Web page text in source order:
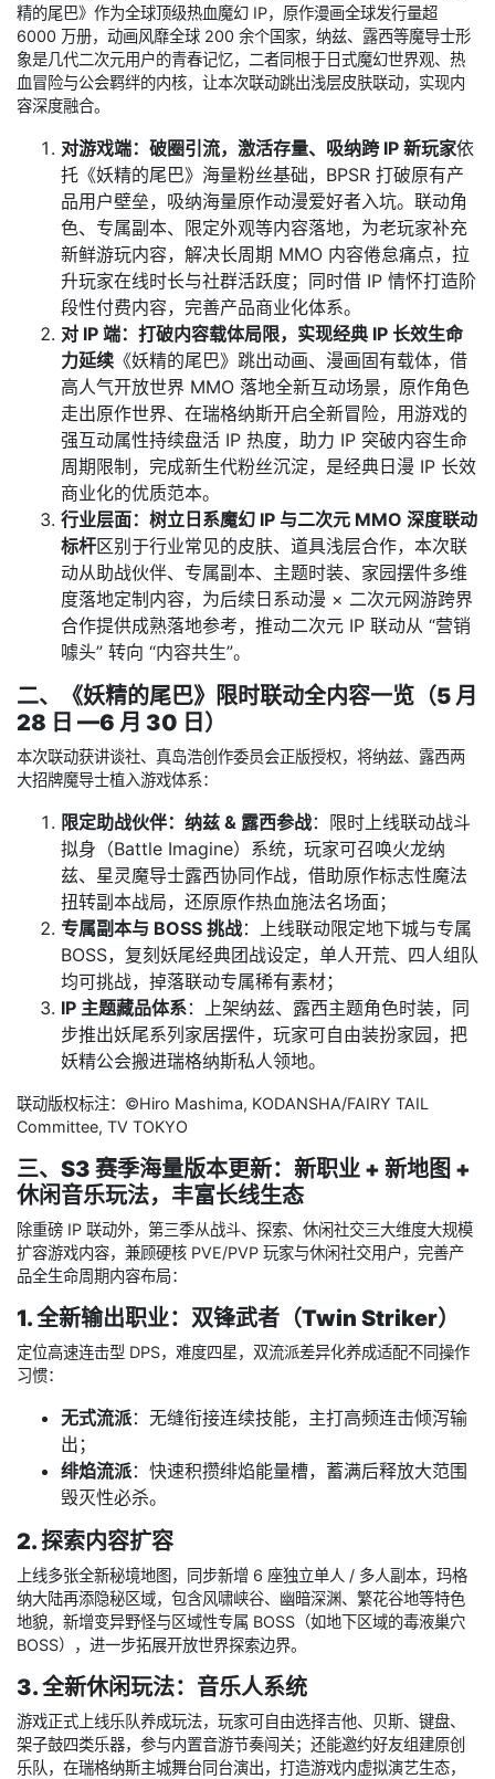
精的尾巴》作为全球顶级热血魔幻 IP，原作漫画全球发行量超
6000 万册，动画风靡全球 200 余个国家，纳兹、露西等魔导士形
象是几代二次元用户的青春记忆，二者同根于日式魔幻世界观、热
血冒险与公会羁绊的内核，让本次联动跳出浅层皮肤联动，实现内
容深度融合。
对游戏端：破圈引流，激活存量、吸纳跨 IP 新玩家依
托《妖精的尾巴》海量粉丝基础，BPSR 打破原有产
品用户壁垒，吸纳海量原作动漫爱好者入坑。联动角
色、专属副本、限定外观等内容落地，为老玩家补充
新鲜游玩内容，解决长周期 MMO 内容倦怠痛点，拉
升玩家在线时长与社群活跃度；同时借 IP 情怀打造阶
段性付费内容，完善产品商业化体系。
对 IP 端：打破内容载体局限，实现经典 IP 长效生命
力延续 《妖精的尾巴》跳出动画、漫画固有载体，借
高人气开放世界 MMO 落地全新互动场景，原作角色
走出原作世界、在瑞格纳斯开启全新冒险，用游戏的
强互动属性持续盘活 IP 热度，助力 IP 突破内容生命
周期限制，完成新生代粉丝沉淀，是经典日漫 IP 长效
商业化的优质范本。
行业层面：树立日系魔幻 IP 与二次元 MMO 深度联动
标杆区别于行业常见的皮肤、道具浅层合作，本次联
动从助战伙伴、专属副本、主题时装、家园摆件多维
度落地定制内容，为后续日系动漫 × 二次元网游跨界
合作提供成熟落地参考，推动二次元 IP 联动从 “营销
噱头” 转向 “内容共生”。
二、《妖精的尾巴》限时联动全内容一览（5 月
28 日 —6 月 30 日）
本次联动获讲谈社、真岛浩创作委员会正版授权，将纳兹、露西两
大招牌魔导士植入游戏体系：
限定助战伙伴：纳兹 & 露西参战：限时上线联动战斗
拟身（Battle Imagine）系统，玩家可召唤火龙纳
兹、星灵魔导士露西协同作战，借助原作标志性魔法
扭转副本战局，还原原作热血施法名场面；
专属副本与 BOSS 挑战：上线联动限定地下城与专属
BOSS，复刻妖尾经典团战设定，单人开荒、四人组队
均可挑战，掉落联动专属稀有素材；
IP 主题藏品体系：上架纳兹、露西主题角色时装，同
步推出妖尾系列家居摆件，玩家可自由装扮家园，把
妖精公会搬进瑞格纳斯私人领地。
联动版权标注：©Hiro Mashima, KODANSHA/FAIRY TAIL
Committee, TV TOKYO
三、S3 赛季海量版本更新：新职业 + 新地图 +
休闲音乐玩法，丰富长线生态
除重磅 IP 联动外，第三季从战斗、探索、休闲社交三大维度大规模
扩容游戏内容，兼顾硬核 PVE/PVP 玩家与休闲社交用户，完善产
品全生命周期内容布局：
1. 全新输出职业：双锋武者（Twin Striker）
定位高速连击型 DPS，难度四星，双流派差异化养成适配不同操作
习惯：
无式流派：无缝衔接连续技能，主打高频连击倾泻输
出；
绯焰流派：快速积攒绯焰能量槽，蓄满后释放大范围
毁灭性必杀。
2. 探索内容扩容
上线多张全新秘境地图，同步新增 6 座独立单人 / 多人副本，玛格
纳大陆再添隐秘区域，包含风啸峡谷、幽暗深渊、繁花谷地等特色
地貌，新增变异野怪与区域性专属 BOSS（如地下区域的毒液巢穴
BOSS），进一步拓展开放世界探索边界。
3. 全新休闲玩法：音乐人系统
游戏正式上线乐队养成玩法，玩家可自由选择吉他、贝斯、键盘、
架子鼓四类乐器，参与内置音游节奏闯关；还能邀约好友组建原创
乐队，在瑞格纳斯主城舞台同台演出，打造游戏内虚拟演艺生态，